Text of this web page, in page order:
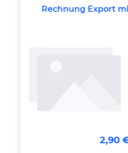
Rechnung Export
2,90